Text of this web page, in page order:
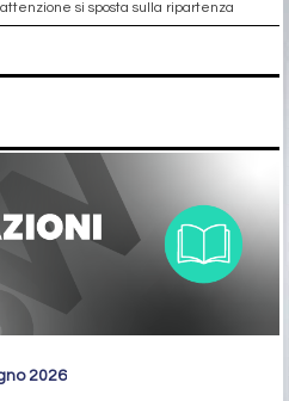
si sposta sulla ripartenza
2026